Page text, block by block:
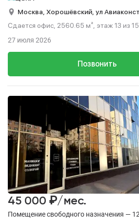
Москва, Хорошёвский, ул
Сдается офис, 2560.65 м², этаж 13 из 15.
Позвонить
27 июля 2026
Помещение свободного назначения —
45 000 ₽/мес.